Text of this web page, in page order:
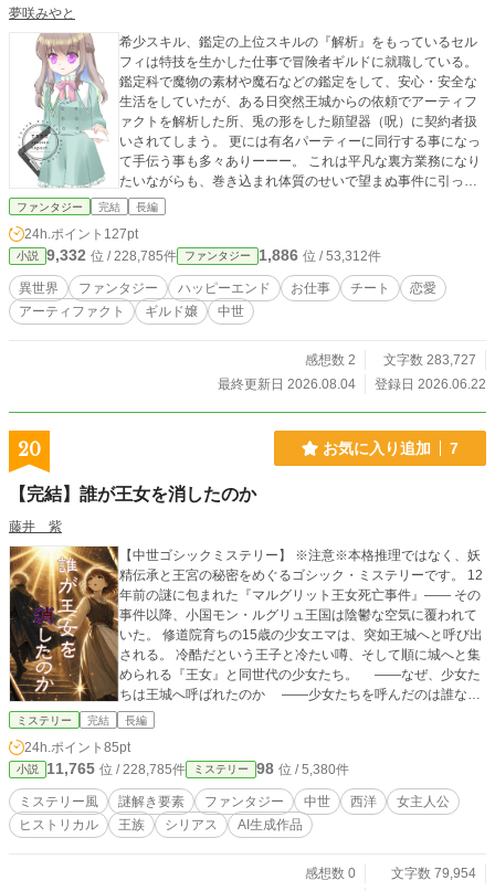
夢咲みやと
希少スキル、鑑定の上位スキルの『解析』をもっているセル
フィは特技を生かした仕事で冒険者ギルドに就職している。
鑑定科で魔物の素材や魔石などの鑑定をして、安心・安全な
生活をしていたが、ある日突然王城からの依頼でアーティフ
ァクトを解析した所、兎の形をした願望器（呪）に契約者扱
いされてしまう。 更には有名パーティーに同行する事になっ
て手伝う事も多々ありーーー。 これは平凡な裏方業務になり
たいながらも、巻き込まれ体質のせいで望まぬ事件に引っ張
られる女の子のお話。 ※第二部更新中です！ なろうでも更新
ファンタジー 完結 長編
24h.ポイント 127pt
小説 9,332 位 / 228,785件 ファンタジー 1,886 位 / 53,312件
異世界 ファンタジー ハッピーエンド お仕事 チート
恋愛
アーティファクト
ギルド嬢 中世
感想数 2
文字数 283,727
最終更新日 2026.08.04
登録日 2026.06.22
20 お気に入り追加 7
【完結】誰が王女を消したのか
藤井 紫
【中世ゴシックミステリー】 ※注意※本格推理ではなく、妖
精伝承と王宮の秘密をめぐるゴシック・ミステリーです。 12
年前の謎に包まれた『マルグリット王女死亡事件』―― その
事件以降、小国モン・ルグリュ王国は陰鬱な空気に覆われて
いた。 修道院育ちの15歳の少女エマは、突如王城へと呼び出
される。 冷酷だという王子と冷たい噂、そして順に城へと集
められる『王女』と同世代の少女たち。 ――なぜ、少女た
ちは王城へ呼ばれたのか ――少女たちを呼んだのは誰なの
か エマは、王城内に渦巻く秘密と、封じられた王女の悲劇の
まま使っている箇所があります。推敲・校正後の文や、言い
換えや表現の提案、美文へのリライト等、自分では全80000
字のうち合計20000字くらい直接貼り付けて使っている体感
です。 ・小説家になろうでは『AI直接使用』に該当 ・カ
クヨムでは『AI本文一部利用』に該当 ・エブリスタでは非
ミステリー 完結 長編
24h.ポイント 85pt
小説 11,765 位 / 228,785件 ミステリー 98 位 / 5,380件
ミステリー風 謎解き要素 ファンタジー 中世 西洋
女主人公
ヒストリカル
王族 シリアス AI生成作品
感想数 0
文字数 79,954